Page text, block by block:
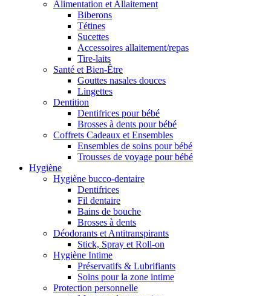
Alimentation et Allaitement
Biberons
Tétines
Sucettes
Accessoires allaitement/repas
Tire-laits
Santé et Bien-Être
Gouttes nasales douces
Lingettes
Dentition
Dentifrices pour bébé
Brosses à dents pour bébé
Coffrets Cadeaux et Ensembles
Ensembles de soins pour bébé
Trousses de voyage pour bébé
Hygiène
Hygiène bucco-dentaire
Dentifrices
Fil dentaire
Bains de bouche
Brosses à dents
Déodorants et Antitranspirants
Stick, Spray et Roll-on
Hygiène Intime
Préservatifs & Lubrifiants
Soins pour la zone intime
Protection personnelle